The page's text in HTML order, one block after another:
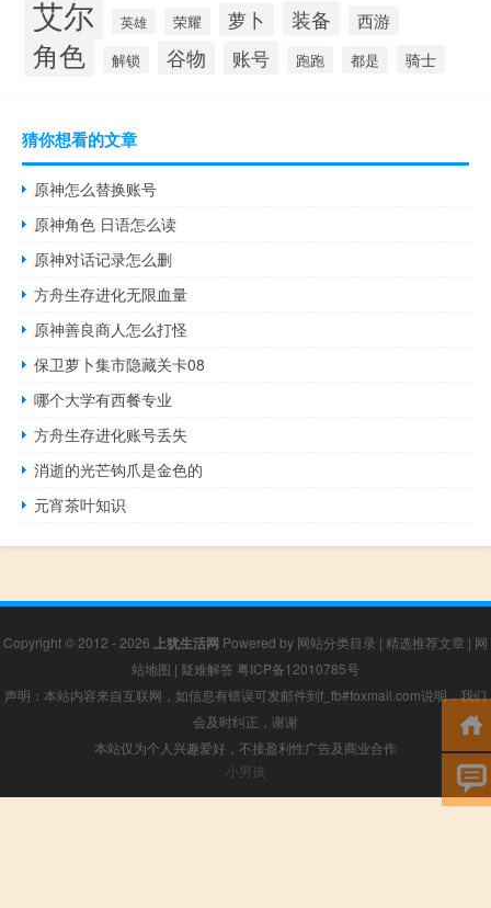
艾尔 英雄 荣耀 萝卜 装备 西游
角色 解锁 谷物 账号 跑跑 都是 骑士
猜你想看的文章
原神怎么替换账号
原神角色 日语怎么读
原神对话记录怎么删
方舟生存进化无限血量
原神善良商人怎么打怪
保卫萝卜集市隐藏关卡08
哪个大学有西餐专业
方舟生存进化账号丢失
消逝的光芒钩爪是金色的
元宵茶叶知识
Copyright © 2012 - 2026 上犹生活网 Powered by 网站分类目录 | 精选推荐文章 | 网
站地图 | 疑难解答 粤ICP备12010785号
声明：本站内容来自互联网，如信息有错误可发邮件到f_fb#foxmail.com说明，我们
会及时纠正，谢谢
本站仅为个人兴趣爱好，不接盈利性广告及商业合作
小男孩